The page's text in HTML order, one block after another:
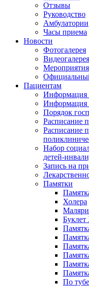
Отзывы
Руководство
Амбулатории
Часы приема
Новости
Фотогалерея
Видеогалерея
Мероприятия
Пациентам
Информация
Информация
Порядок
Расписание
Расписание
Набор
детей-
Запись на
Памятки
Холера
По